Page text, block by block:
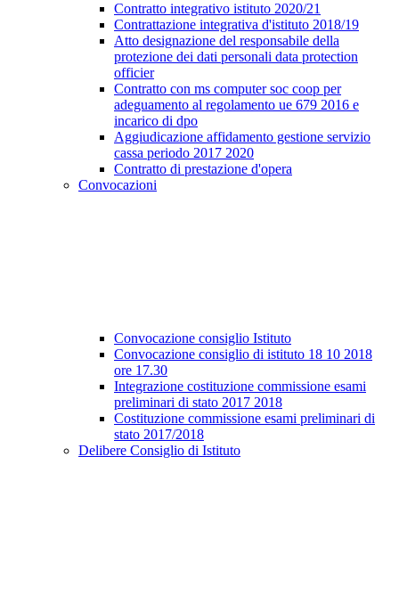
Contratto integrativo istituto 2020/21
Contrattazione integrativa d'istituto 2018/19
Atto designazione del responsabile della
protezione dei dati personali data protection
officier
Contratto con ms computer soc coop per
adeguamento al regolamento ue 679 2016 e
incarico di dpo
Aggiudicazione affidamento gestione servizio
cassa periodo 2017 2020
Contratto di prestazione d'opera
Convocazioni
Convocazione consiglio Istituto
Convocazione consiglio di istituto 18 10 2018
ore 17.30
Integrazione costituzione commissione esami
preliminari di stato 2017 2018
Costituzione commissione esami preliminari di
stato 2017/2018
Delibere Consiglio di Istituto